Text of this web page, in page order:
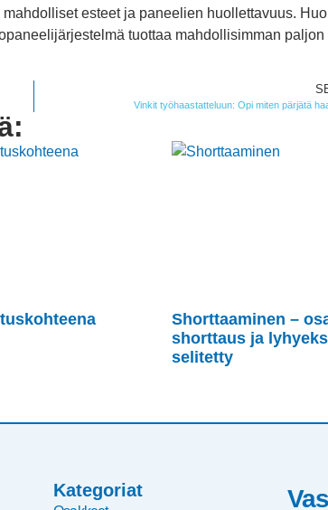
esteet ja paneelien huollettavuus.
tuottaa mahdollisimman paljon
Vinkit työhaastatteluun: Opi miten pärjätä
Shorttaaminen –
shorttaus ja
selitetty
Kategoriat